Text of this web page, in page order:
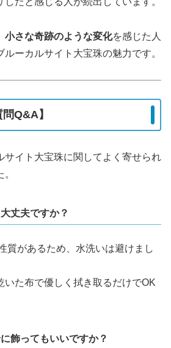
小さな奇跡のような変化を感じた人
ーカルサイト大宝珠の魅力です。
Q&A】
サイト大宝珠に関してよく寄せられ
丈夫ですか？
質があるため、水洗いは避けまし
いた布で優しく拭き取るだけでOK
飾ってもいいですか？